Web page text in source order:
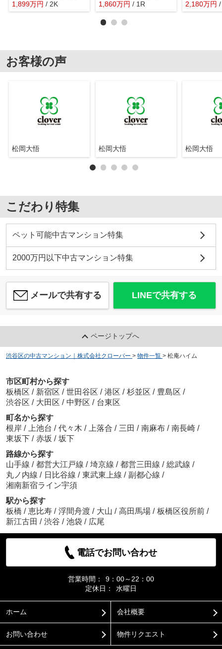
1,899万円 / 2K
1,860万円 / 1R
2,180万円
お客様の声
松岡大悟 松岡大悟 松岡大悟
こだわり特集
ペット可能中古マンション特集
2000万円以下中古マンション特集
メールで共有する LINEで共有する
ページトップへ
渋谷区の中古マンション｜株式会社クローバー > 物件一覧 > 松庵ハイム
市区町村から探す
板橋区 / 新宿区 / 世田谷区 / 港区 / 杉並区 / 豊島区 /
渋谷区 / 大田区 / 中野区 / 台東区
町名から探す
根岸 / 上池台 / 代々木 / 上落合 / 三田 / 南麻布 / 南長崎 /
東坂下 / 赤坂 / 坂下
路線から探す
山手線 / 都営大江戸線 / 埼京線 / 都営三田線 / 総武線 /
丸ノ内線 / 日比谷線 / 東武東上線 / 副都心線 /
湘南新宿ライン宇須
駅から探す
板橋 / 恵比寿 / 浮間舟渡 / 大山 / 高田馬場 / 板橋区役所前 /
新江古田 / 渋谷 / 池袋 / 広尾
電話でお問い合わせ
営業時間：
9：00～22：00
定休日：
水曜日
ホーム 会社概要
お問い合わせ 物件リクエスト